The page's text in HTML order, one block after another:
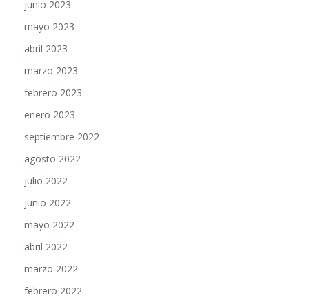
junio 2023
mayo 2023
abril 2023
marzo 2023
febrero 2023
enero 2023
septiembre 2022
agosto 2022
julio 2022
junio 2022
mayo 2022
abril 2022
marzo 2022
febrero 2022